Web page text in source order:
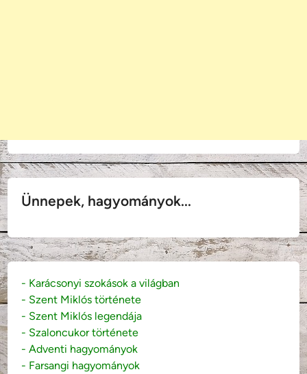
Ünnepek, hagyományok...
- Karácsonyi szokások a világban
- Szent Miklós története
- Szent Miklós legendája
- Szaloncukor története
- Adventi hagyományok
- Farsangi hagyományok